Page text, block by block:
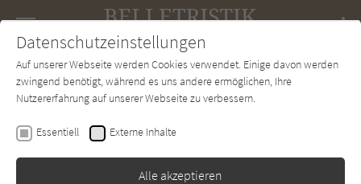
SUCHE Forum Charts Newsletter
Jennifer Niven
All die verdammt perfekten
Datenschutzeinstellungen
Auf unserer Webseite werden Cookies verwendet. Einige davon werden
zwingend benötigt, während es uns andere ermöglichen, Ihre
Nutzererfahrung auf unserer Webseite zu verbessern.
Essentiell Externe Inhalte
Alle akzeptieren